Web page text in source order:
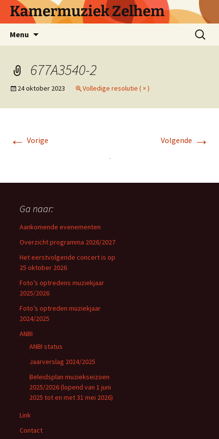
naarKamermuziek Zelhem
Menu
Zoeken
naar:
677A3540-2
24 oktober 2023 Volledige resolutie ( × )
← Vorige Volgende →
Ga naar:
Aankomende evenementen
Overzicht programma 2026/2027
Het eerstvolgende concert is op
25 oktober 2026
Foto’s optredens muziekjaar
2025/2026
Foto’s optreden muziekjaar
2024/2025
ANBI
ANBI status
Jaarverslag 2024/2025
Beleidsplan muziekseizoen
2025/2026 (lopend van 1 juni
2025 tot en met 31 mei 2026)
Link
Contact